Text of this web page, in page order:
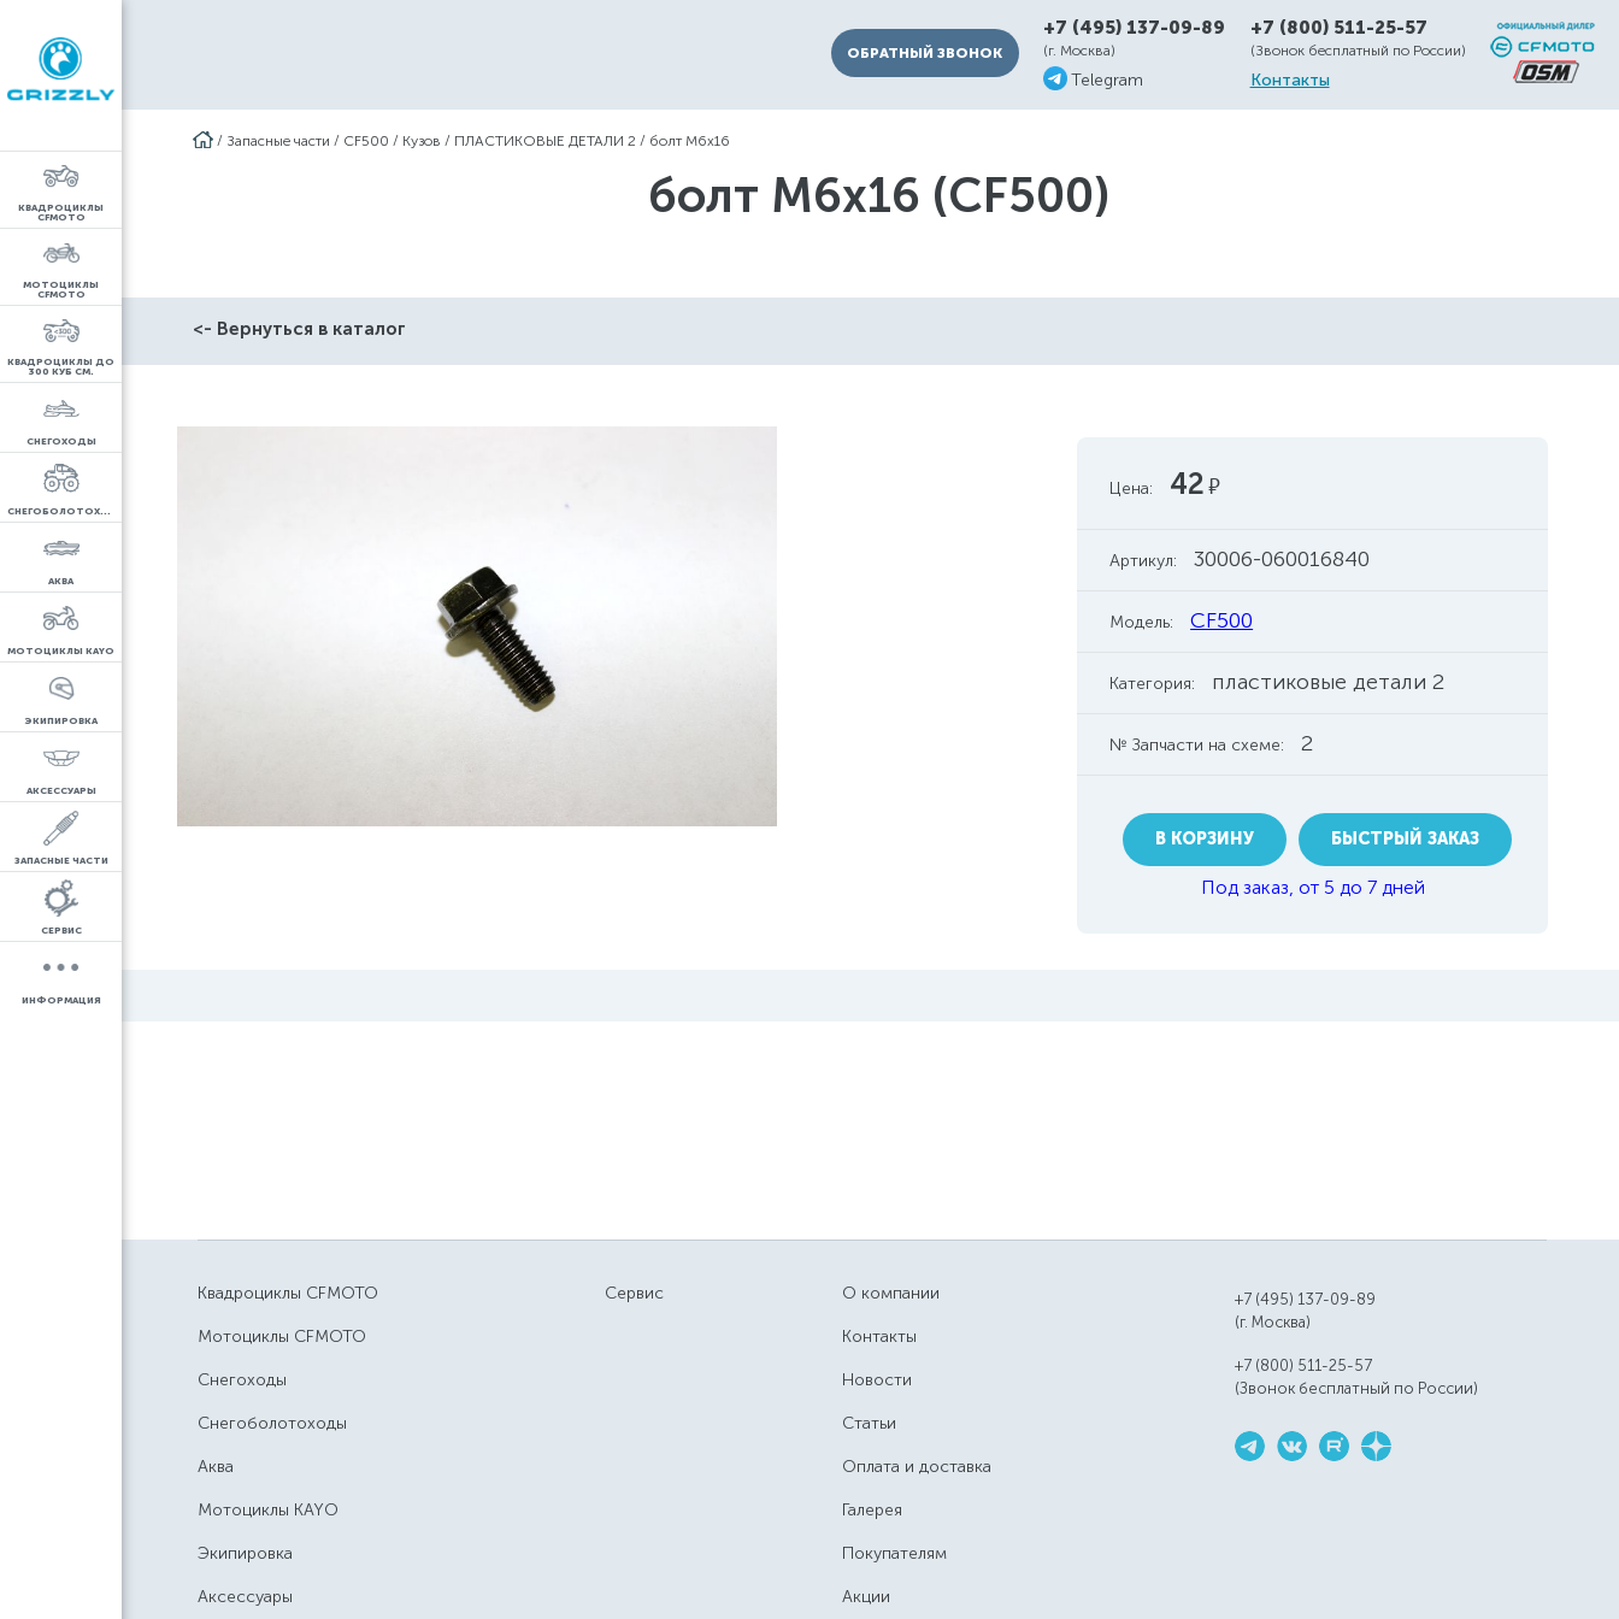
КВАДРОЦИКЛЫ
CFMOTO
МОТОЦИКЛЫ
CFMOTO
КВАДРОЦИКЛЫ ДО
300 КУБ СМ.
СНЕГОХОДЫ
СНЕГОБОЛОТОХОДЫ
АКВА
МОТОЦИКЛЫ KAYO
ЭКИПИРОВКА
АКСЕССУАРЫ
ЗАПАСНЫЕ ЧАСТИ
СЕРВИС
ИНФОРМАЦИЯ
ОБРАТНЫЙ ЗВОНОК
+7 (495) 137-09-89
(г. Москва)
Telegram
+7 (800) 511-25-57
(Звонок бесплатный по России)
Контакты
/ Запасные части / CF500 / Кузов / ПЛАСТИКОВЫЕ ДЕТАЛИ 2 / болт М6х16
болт М6х16 (CF500)
<- Вернуться в каталог
Цена: 42руб.
Артикул: 30006-060016840
Модель: CF500
Категория: пластиковые детали 2
№ Запчасти на схеме: 2
В КОРЗИНУ БЫСТРЫЙ ЗАКАЗ
Под заказ, от 5 до 7 дней
Квадроциклы CFMOTO
Мотоциклы CFMOTO
Снегоходы
Снегоболотоходы
Аква
Мотоциклы KAYO
Экипировка
Аксессуары
Сервис О компании
Контакты
Новости
Статьи
Оплата и доставка
Галерея
Покупателям
Акции
+7 (495) 137-09-89
(г. Москва)
+7 (800) 511-25-57
(Звонок бесплатный по России)